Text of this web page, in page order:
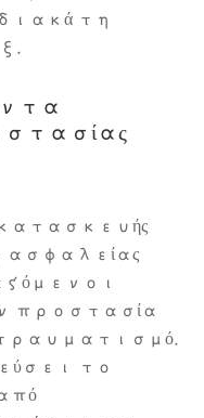
τη
ασφαλείας
προστασία
το